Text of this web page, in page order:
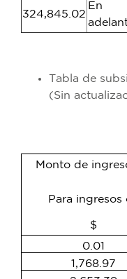
324,845.02
En
Tabla de
(Sin
Monto de
Para ingresos
$
0.01
1,768.97